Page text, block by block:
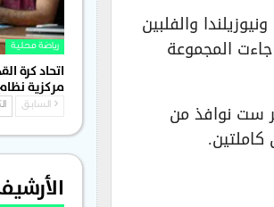
والفلبين
جاءت المجموعة
بنظام ممتد يبدأ من تشرين الثاني 2025 ويستمر حتى آذار 2027، عبر ست نوافذ من
رياضة محلية
اتحاد كرة
مركزية
السابق